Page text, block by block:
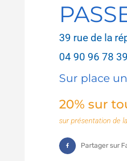
39 rue de la
04 90 96 78 39
Sur place
20% sur
sur présentation de
Partager sur